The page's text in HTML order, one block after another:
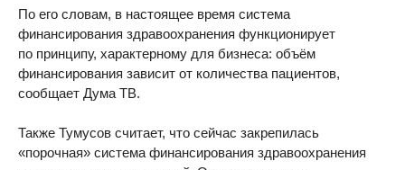
По его словам, в настоящее время система
финансирования здравоохранения функционирует
по принципу, характерному для бизнеса: объём
финансирования зависит от количества пациентов,
сообщает Дума ТВ.
Также Тумусов считает, что сейчас закрепилась
«порочная» система финансирования здравоохранения